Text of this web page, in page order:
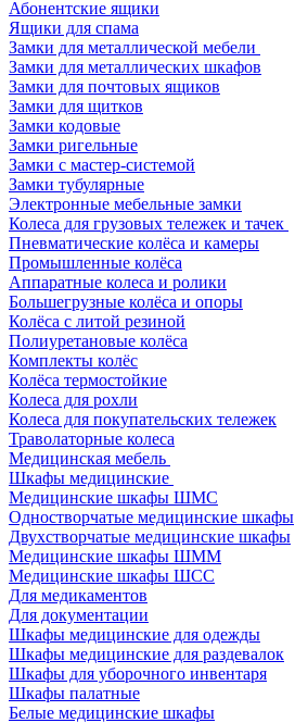
Абонентские ящики
Ящики для спама
Замки для металлической мебели
Замки для металлических шкафов
Замки для почтовых ящиков
Замки для щитков
Замки кодовые
Замки ригельные
Замки с мастер-системой
Замки тубулярные
Электронные мебельные замки
Колеса для грузовых тележек и тачек
Пневматические колёса и камеры
Промышленные колёса
Аппаратные колеса и ролики
Большегрузные колёса и опоры
Колёса с литой резиной
Полиуретановые колёса
Комплекты колёс
Колёса термостойкие
Колеса для рохли
Колеса для покупательских тележек
Траволаторные колеса
Медицинская мебель
Шкафы медицинские
Медицинские шкафы ШМС
Одностворчатые медицинские шкафы
Двухстворчатые медицинские шкафы
Медицинские шкафы ШММ
Медицинские шкафы ШСС
Для медикаментов
Для документации
Шкафы медицинские для одежды
Шкафы медицинские для раздевалок
Шкафы для уборочного инвентаря
Шкафы палатные
Белые медицинские шкафы